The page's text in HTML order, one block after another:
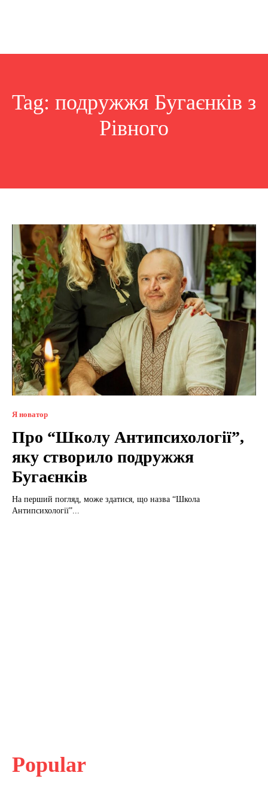
Tag: подружжя Бугаєнків з
Рівного
Я новатор
Про “Школу Антипсихології”,
яку створило подружжя
Бугаєнків
На перший погляд, може здатися, що назва “Школа
Антипсихології”...
Popular